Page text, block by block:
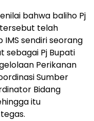
bahwa baliho Pj
telah
IMS sendiri seorang
sebagai Pj Bupati
Perikanan
Sumber
Bidang
itu